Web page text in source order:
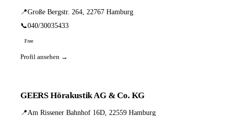
📍Große Bergstr. 264, 22767 Hamburg
📞040/30035433
Free
Profil ansehen →
GEERS Hörakustik AG & Co. KG
📍Am Rissener Bahnhof 16D, 22559 Hamburg